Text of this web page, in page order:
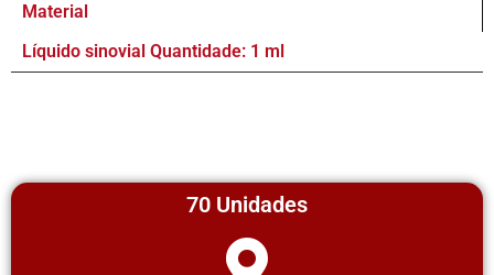
Material
Líquido sinovial Quantidade: 1 ml
70 Unidades